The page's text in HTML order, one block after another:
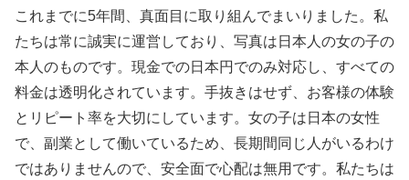
これまでに5年間、真面目に取り組んでまいりました。私
たちは常に誠実に運営しており、写真は日本人の女の子の
本人のものです。現金での日本円でのみ対応し、すべての
料金は透明化されています。手抜きはせず、お客様の体験
とリピート率を大切にしています。女の子は日本の女性
で、副業として働いているため、長期間同じ人がいるわけ
ではありませんので、安全面で心配は無用です。私たちは